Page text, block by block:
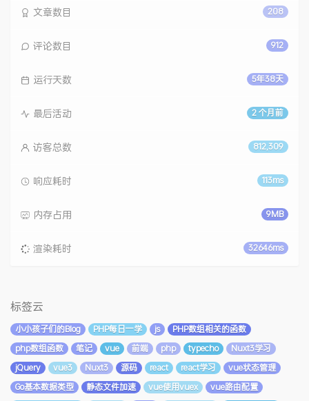
208
文章数目
912
评论数目
5年38天
运行天数
2 个月前
最后活动
812,309
访客总数
113ms
响应耗时
9MB
内存占用
32646ms
渲染耗时
标签云
小小孩子们的Blog PHP每日一学 js
PHP数组相关的函数
php数组函数
笔记 vue 前端 php typecho
Nuxt3学习
jQuery
vue3 Nuxt3 源码 react react学习
vue状态管理
Go基本数据类型
静态文件加速 vue使用vuex
vue路由配置